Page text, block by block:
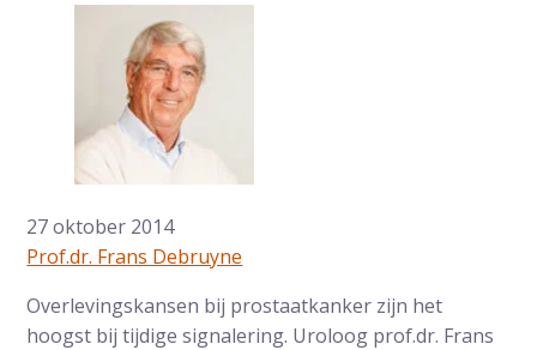
27 oktober 2014
Prof.dr. Frans Debruyne
Overlevingskansen bij prostaatkanker zijn het
hoogst bij tijdige signalering. Uroloog prof.dr. Frans